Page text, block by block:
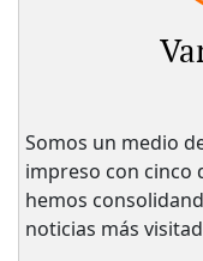
Somos un medio
impreso con cinco
hemos
noticias más